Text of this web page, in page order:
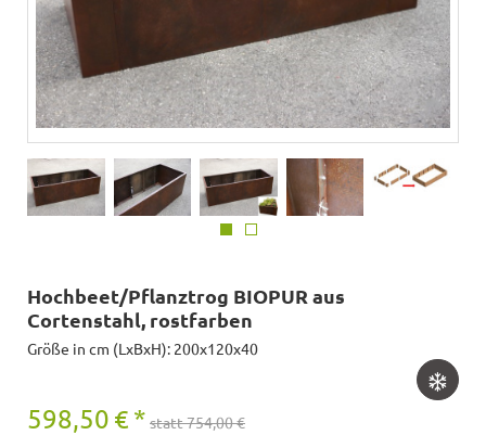
Hochbeet/Pflanztrog BIOPUR aus
Cortenstahl, rostfarben
Größe in cm (LxBxH): 200x120x40
598,50 € * statt 754,00 €